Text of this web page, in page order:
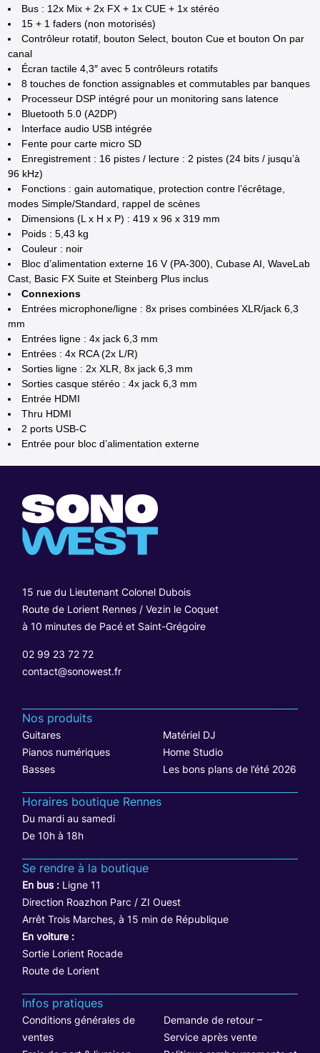
Bus : 12x Mix + 2x FX + 1x CUE + 1x stéréo
15 + 1 faders (non motorisés)
Contrôleur rotatif, bouton Select, bouton Cue et bouton On par
canal
Écran tactile 4,3″ avec 5 contrôleurs rotatifs
8 touches de fonction assignables et commutables par banques
Processeur DSP intégré pour un monitoring sans latence
Bluetooth 5.0 (A2DP)
Interface audio USB intégrée
Fente pour carte micro SD
Enregistrement : 16 pistes / lecture : 2 pistes (24 bits / jusqu’à
96 kHz)
Fonctions : gain automatique, protection contre l’écrêtage,
modes Simple/Standard, rappel de scènes
Dimensions (L x H x P) : 419 x 96 x 319 mm
Poids : 5,43 kg
Couleur : noir
Bloc d’alimentation externe 16 V (PA-300), Cubase AI, WaveLab
Cast, Basic FX Suite et Steinberg Plus inclus
Connexions
Entrées microphone/ligne : 8x prises combinées XLR/jack 6,3
mm
Entrées ligne : 4x jack 6,3 mm
Entrées : 4x RCA (2x L/R)
Sorties ligne : 2x XLR, 8x jack 6,3 mm
Sorties casque stéréo : 4x jack 6,3 mm
Entrée HDMI
Thru HDMI
2 ports USB-C
Entrée pour bloc d’alimentation externe
15 rue du Lieutenant Colonel Dubois
Route de Lorient Rennes / Vezin le Coquet
à 10 minutes de Pacé et Saint-Grégoire
02 99 23 72 72
contact@sonowest.fr
Nos produits
Guitares
Matériel DJ
Pianos numériques
Home Studio
Basses
Les bons plans de l’été 2026
Horaires boutique Rennes
Du mardi au samedi
De 10h à 18h
Se rendre à la boutique
En bus : Ligne 11
Direction Roazhon Parc / ZI Ouest
Arrêt Trois Marches, à 15 min de République
En voiture :
Sortie Lorient Rocade
Route de Lorient
Infos pratiques
Conditions générales de
ventes
Demande de retour –
Service après vente